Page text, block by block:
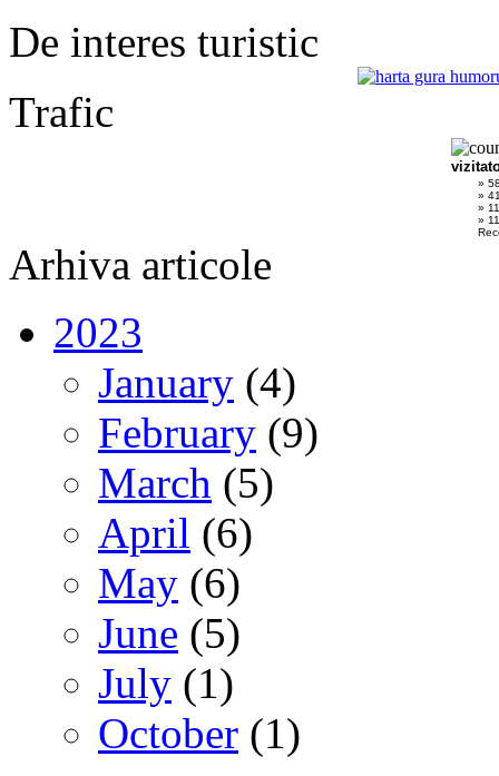
De interes turistic
Trafic
»
»
»
»
Arhiva articole
2023
January (4)
February (9)
March (5)
April (6)
May (6)
June (5)
July (1)
October (1)